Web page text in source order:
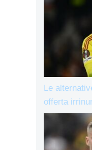
Le
offerta